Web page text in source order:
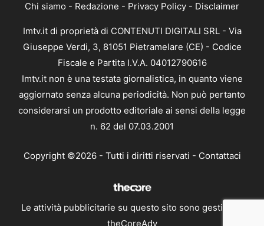
Chi siamo - Redazione - Privacy Policy - Disclaimer
Imtv.it di proprietà di CONTENUTI DIGITALI SRL - Via
Giuseppe Verdi, 3, 81051 Pietramelare (CE) - Codice
Fiscale e Partita I.V.A. 04012790616
Imtv.it non è una testata giornalistica, in quanto viene
aggiornato senza alcuna periodicità. Non può pertanto
considerarsi un prodotto editoriale ai sensi della legge
n. 62 del 07.03.2001
Copyright ©2026 - Tutti i diritti riservati - Contattaci
Le attività pubblicitarie su questo sito sono gestite da
theCoreAdv